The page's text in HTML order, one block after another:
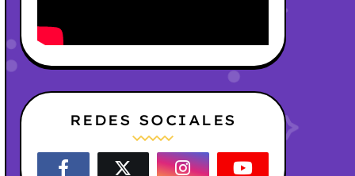
REDES SOCIALES